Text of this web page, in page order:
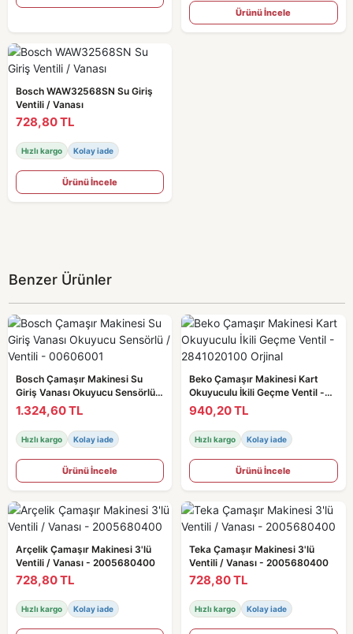
Ürünü İncele
Bosch WAW32568SN Su Giriş
Ventili / Vanası
728,80 TL
Hızlı kargo Kolay iade
Ürünü İncele
Benzer Ürünler
Bosch Çamaşır Makinesi Su
Giriş Vanası Okuyucu Sensörlü /
Ventili - 00606001
1.324,60 TL
Hızlı kargo Kolay iade
Ürünü İncele
Beko Çamaşır Makinesi Kart
Okuyuculu İkili Geçme Ventil -
2841020100 Orjinal
940,20 TL
Hızlı kargo Kolay iade
Ürünü İncele
Arçelik Çamaşır Makinesi 3'lü
Ventili / Vanası - 2005680400
728,80 TL
Hızlı kargo Kolay iade
Teka Çamaşır Makinesi 3'lü
Ventili / Vanası - 2005680400
728,80 TL
Hızlı kargo Kolay iade